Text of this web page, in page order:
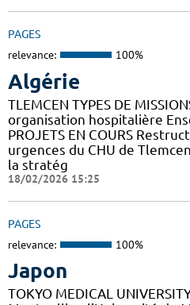
PAGES
relevance: 100%
Algérie
TLEMCEN TYPES DE
organisation hospitalière
PROJETS EN COURS
urgences du CHU de
la stratég
18/02/2026 15:25
PAGES
relevance: 100%
Japon
TOKYO MEDICAL